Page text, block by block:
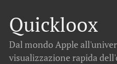
Quickloox
Dal mondo Apple
visualizzazione rapida